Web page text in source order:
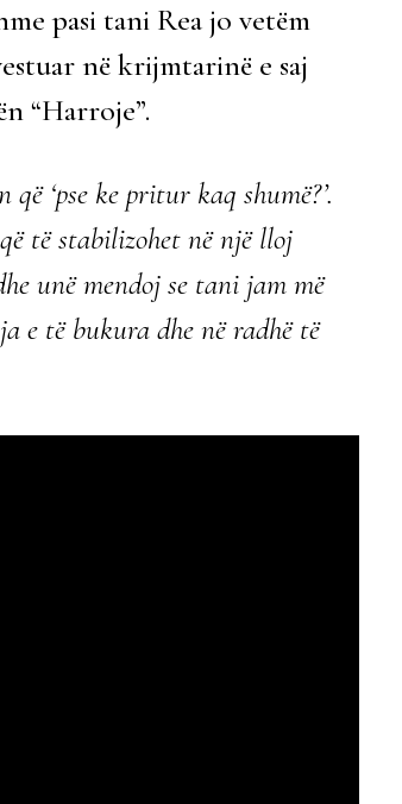
pasi tani Rea jo vetëm
në krijmtarinë e saj
“Harroje”.
‘pse ke pritur kaq shumë?’.
të stabilizohet në një lloj
unë mendoj se tani jam më
e të bukura dhe në radhë të